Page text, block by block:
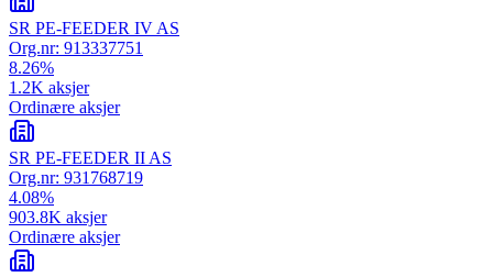
SR PE-FEEDER IV AS
Org.nr: 913337751
8.26%
1.2K aksjer
Ordinære aksjer
SR PE-FEEDER II AS
Org.nr: 931768719
4.08%
903.8K aksjer
Ordinære aksjer